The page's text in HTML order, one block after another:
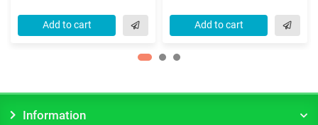
Add to cart Add to cart
Information